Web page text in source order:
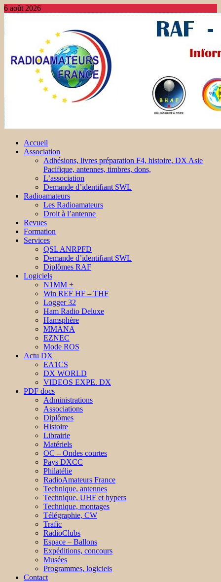
6 août 2026
Accueil
Association
Adhésions, livres préparation F4, histoire, DX Asie
Pacifique, antennes, timbres, dons,
L’association
Demande d’identifiant SWL
Radioamateurs
Les Radioamateurs
Droit à l’antenne
Revues
Formation
Services
QSL ANRPFD
Demande d’identifiant SWL
Diplômes RAF
Logiciels
N1MM +
Win REF HF – THF
Logger 32
Ham Radio Deluxe
Hamsphère
MMANA
EZNEC
Mode ROS
Actu DX
EA1CS
DX WORLD
VIDEOS EXPE. DX
PDF docs
Administrations
Associations
Diplômes
Histoire
Librairie
Matériels
OC – Ondes courtes
Pays DXCC
Philatélie
RadioAmateurs France
Technique, antennes
Technique, UHF et hypers
Technique, montages
Télégraphie, CW
Trafic
RadioClubs
Espace – Ballons
Expéditions, concours
Musées
Programmes, logiciels
Contact